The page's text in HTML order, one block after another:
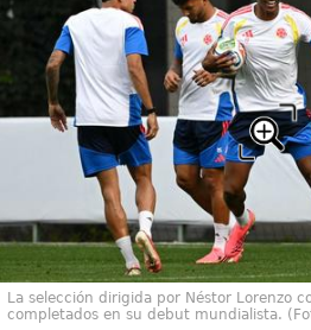
La selección dirigida por Néstor Lorenzo
completados en su debut mundialista.